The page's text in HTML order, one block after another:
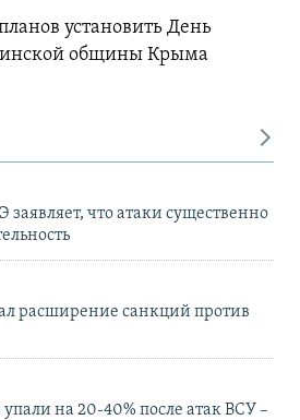
установить День
общины Крыма
что атаки существенно
расширение санкций против
на 20-40% после атак ВСУ –